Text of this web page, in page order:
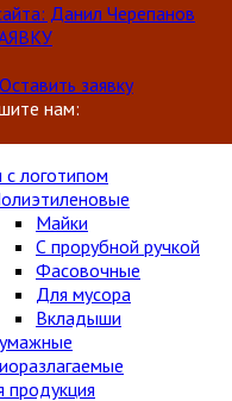
Данил Черепанов
заявку
нам:
логотипом
Майки
С прорубной ручкой
Фасовочные
Для мусора
Вкладыши
продукция